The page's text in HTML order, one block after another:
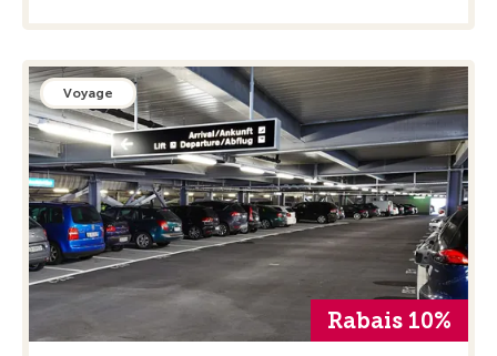
Voyage
Rabais 10%